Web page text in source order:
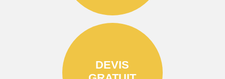
DEVIS